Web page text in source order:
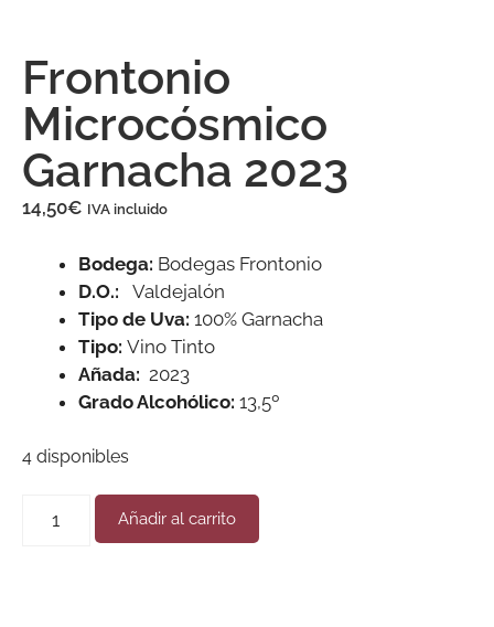
Frontonio
Microcósmico
Garnacha 2023
14,50€ IVA incluido
Bodega: Bodegas Frontonio
D.O.:
Valdejalón
Tipo de Uva: 100% Garnacha
Tipo: Vino Tinto
Añada: 2023
Grado Alcohólico: 13,5º
4 disponibles
Añadir al carrito